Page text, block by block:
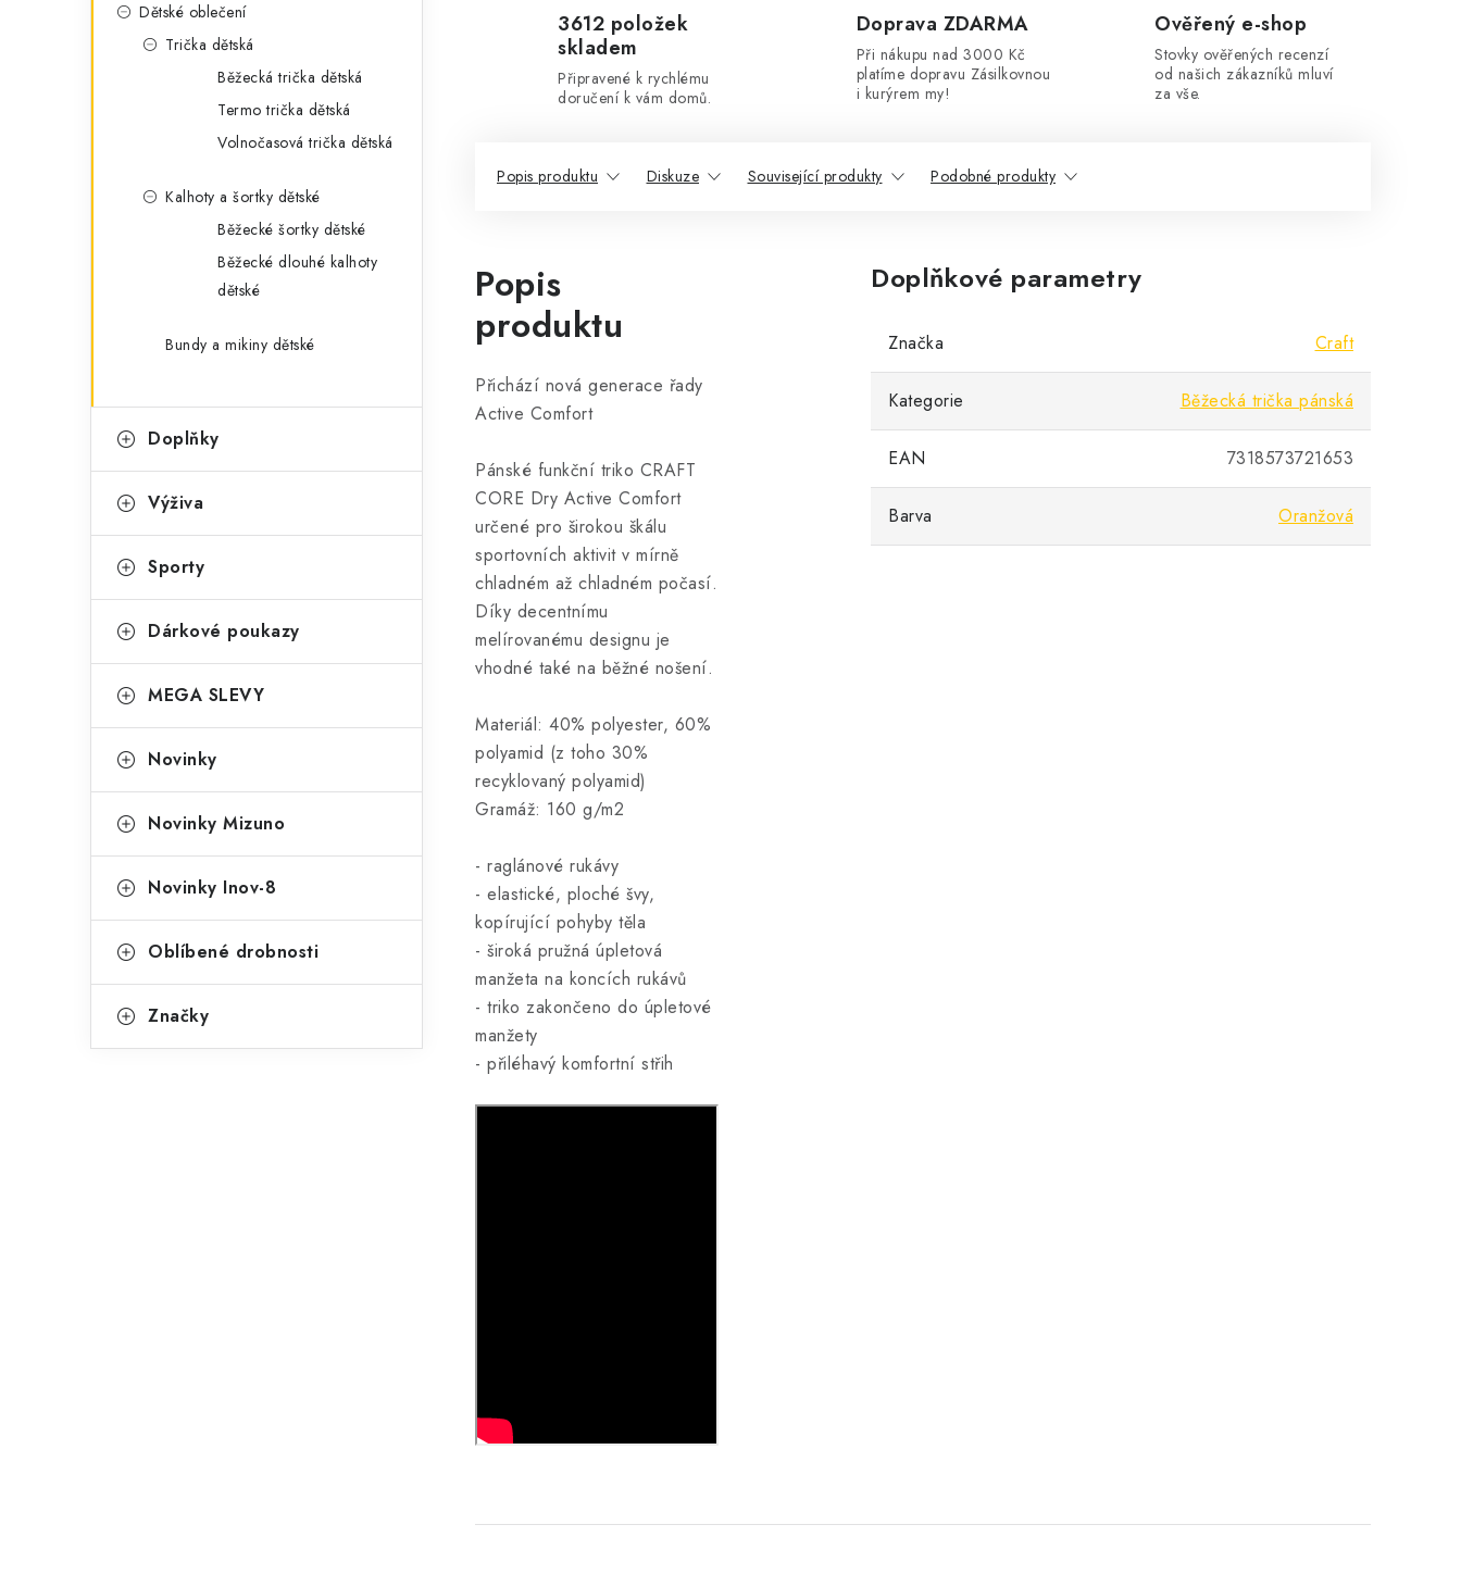
Dětské oblečení
Trička dětská
Běžecká trička dětská
Termo trička dětská
Volnočasová trička dětská
Kalhoty a šortky dětské
Běžecké šortky dětské
Běžecké dlouhé kalhoty
dětské
Bundy a mikiny dětské
Doplňky
Výživa
Sporty
Dárkové poukazy
MEGA SLEVY
Novinky
Novinky Mizuno
Novinky Inov-8
Oblíbené drobnosti
Značky
3612 položek
skladem
Připravené k rychlému
doručení k vám domů.
Doprava ZDARMA
Při nákupu nad 3000 Kč
platíme dopravu Zásilkovnou
i kurýrem my!
Ověřený e-shop
Stovky ověřených recenzí
od našich zákazníků mluví
za vše.
Popis produktu Diskuze Související produkty Podobné produkty
Popis
produktu
Přichází nová generace řady
Active Comfort
Pánské funkční triko CRAFT
CORE Dry Active Comfort
určené pro širokou škálu
sportovních aktivit v mírně
chladném až chladném počasí.
Díky decentnímu
melírovanému designu je
vhodné také na běžné nošení.
Materiál: 40% polyester, 60%
polyamid (z toho 30%
recyklovaný polyamid)
Gramáž: 160 g/m2
- raglánové rukávy
- elastické, ploché švy,
kopírující pohyby těla
- široká pružná úpletová
manžeta na koncích rukávů
- triko zakončeno do úpletové
manžety
- přiléhavý komfortní střih
Doplňkové parametry
Značka Craft
Kategorie Běžecká trička pánská
EAN 7318573721653
Barva Oranžová